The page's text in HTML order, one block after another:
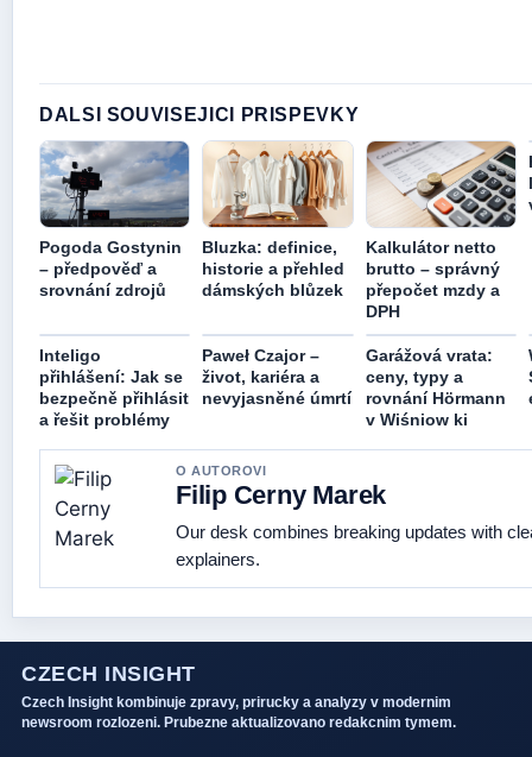
DALSI SOUVISEJICI PRISPEVKY
Pogoda Gostynin
– předpověď a
srovnání zdrojů
Bluzka: definice,
historie a přehled
dámských blůzek
Kalkulátor netto
brutto – správný
přepočet mzdy a
DPH
Inteligo
přihlášení: Jak se
bezpečně přihlásit
a řešit problémy
Paweł Czajor –
život, kariéra a
nevyjasněné úmrtí
Garážová vrata:
ceny, typy a
rovnání Hörmann
v Wiśniow ki
O AUTOROVI
Filip Cerny Marek
Our desk combines breaking updates with
explainers.
CZECH INSIGHT
Czech Insight kombinuje zpravy, prirucky a analyzy v modernim
newsroom rozlozeni. Prubezne aktualizovano redakcnim tymem.